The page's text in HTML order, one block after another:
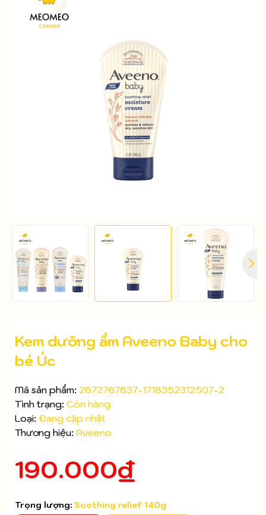
Kem dưỡng ẩm Aveeno Baby cho
bé Úc
Mã sản phẩm: 2672767637-1718352312507-2
Tình trạng: Còn hàng
Loại: Đang cập nhật
Thương hiệu: Aveeno
190.000₫
Trọng lượng: Soothing relief 140g
Ngày hết hạn: